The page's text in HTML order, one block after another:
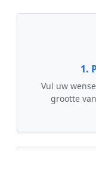
1.
Vul uw
grootte